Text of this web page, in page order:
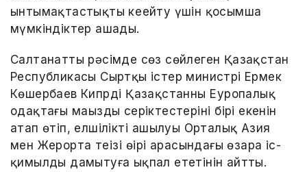
ынтымақтастықты кеңейту үшін қосымша
мүмкіндіктер ашады.
Салтанатты рәсімде сөз сөйлеген Қазақстан
Республикасы Сыртқы істер министрі Ермек
Көшербаев Кипрдің Қазақстанның Еуропалық
одақтағы маңызды серіктестерінің бірі екенін
атап өтіп, елшіліктің ашылуы Орталық Азия
мен Жерорта теңізі өңірі арасындағы өзара іс-
қимылды дамытуға ықпал ететінін айтты.